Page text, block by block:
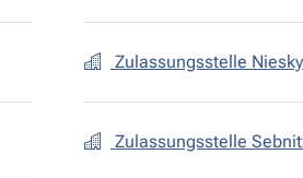
Zulassungsstelle Niesky
Zulassungsstelle